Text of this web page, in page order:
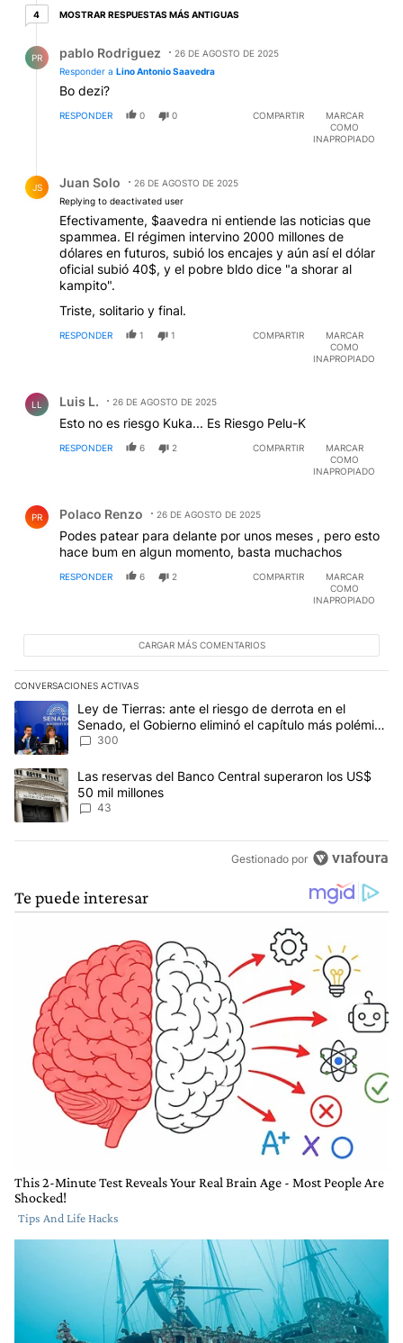
44 respuestas más antiguas
MOSTRAR RESPUESTAS MÁS ANTIGUAS
PR pablo Rodriguez
26 DE AGOSTO DE 2025
Responder a Lino Antonio Saavedra
Bo dezi?
RESPONDER 0 0 COMPARTIR
MARCAR
COMO
INAPROPIADO
JS Juan Solo
26 DE AGOSTO DE 2025
Replying to deactivated user
Efectivamente, $aavedra ni entiende las noticias que
spammea. El régimen intervino 2000 millones de
dólares en futuros, subió los encajes y aún así el dólar
oficial subió 40$, y el pobre bldo dice "a shorar al
kampito".
Triste, solitario y final.
RESPONDER 1 1 COMPARTIR
MARCAR
COMO
INAPROPIADO
LL Luis L. 26 DE AGOSTO DE 2025
Esto no es riesgo Kuka... Es Riesgo Pelu-K
RESPONDER 6 2 COMPARTIR
MARCAR
COMO
INAPROPIADO
PR Polaco Renzo 26 DE AGOSTO DE 2025
Podes patear para delante por unos meses , pero esto
hace bum en algun momento, basta muchachos
RESPONDER 6 2 COMPARTIR
MARCAR
COMO
INAPROPIADO
CARGAR MÁS COMENTARIOS
CONVERSACIONES ACTIVAS
Este listado muestra los artículos con más comentarios en los
Un artículo de tendencia con el título "Ley de Tierras: ante el
Ley de Tierras: ante el riesgo de derrota en el
Senado, el Gobierno eliminó el capítulo más polémico
del proyecto
300
Un artículo de tendencia con el título "Las reservas del Banco
Las reservas del Banco Central superaron los US$
50 mil millones
43
Gestionado por